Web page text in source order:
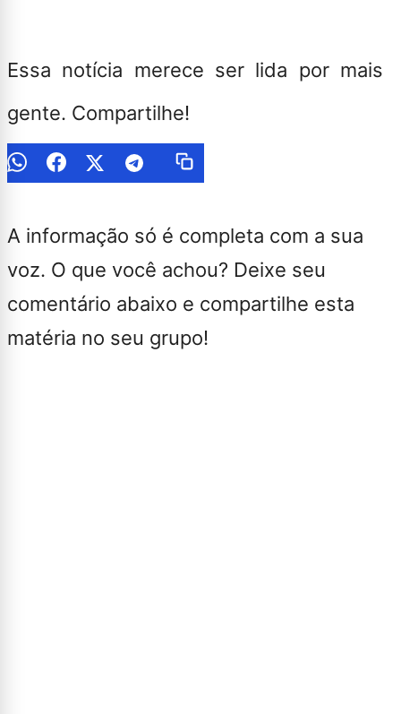
Essa notícia merece ser lida por mais
gente. Compartilhe!
A informação só é completa com a sua
voz. O que você achou? Deixe seu
comentário abaixo e compartilhe esta
matéria no seu grupo!